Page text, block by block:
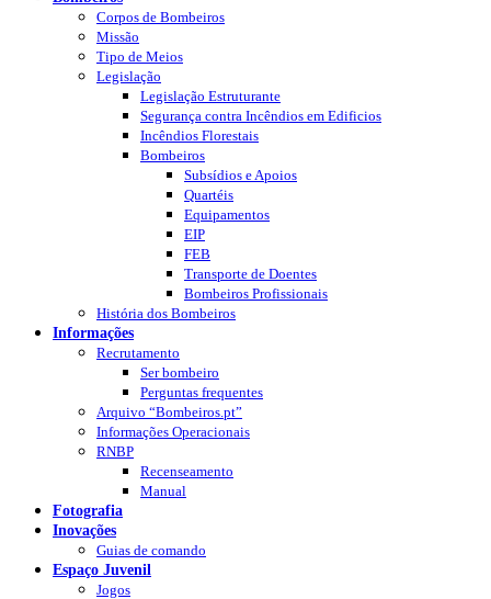
Corpos de Bombeiros
Missão
Tipo de Meios
Legislação
Legislação Estruturante
Segurança contra Incêndios em Edificios
Incêndios Florestais
Bombeiros
Subsídios e Apoios
Quartéis
Equipamentos
EIP
FEB
Transporte de Doentes
Bombeiros Profissionais
História dos Bombeiros
Informações
Recrutamento
Ser bombeiro
Perguntas frequentes
Arquivo “Bombeiros.pt”
Informações Operacionais
RNBP
Recenseamento
Manual
Fotografia
Inovações
Guias de comando
Espaço Juvenil
Jogos